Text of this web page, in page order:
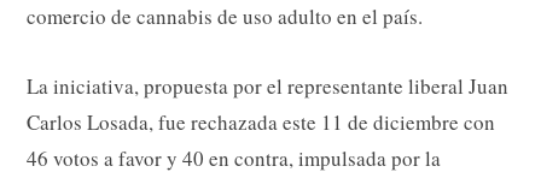
comercio de cannabis de uso adulto en el país.
La iniciativa, propuesta por el representante liberal Juan
Carlos Losada, fue rechazada este 11 de diciembre con
46 votos a favor y 40 en contra, impulsada por la